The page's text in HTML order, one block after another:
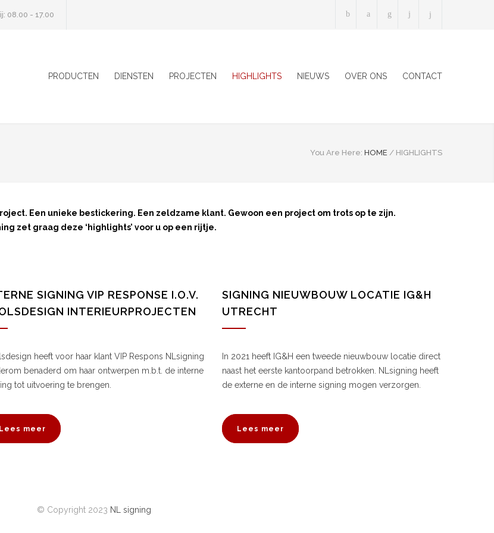
08.00 - 17.00
PRODUCTEN DIENSTEN PROJECTEN HIGHLIGHTS NIEUWS OVER ONS CONTACT
You Are Here: HOME / HIGHLIGHTS
Een unieke bestickering. Een zeldzame klant. Gewoon een project om trots op te zijn.
zet graag deze ‘highlights’ voor u op een rijtje.
SIGNING VIP RESPONSE I.O.V.
INTERIEURPROJECTEN
heeft voor haar klant VIP Respons NLsigning
benaderd om haar ontwerpen m.b.t. de interne
tot uitvoering te brengen.
Lees meer
SIGNING NIEUWBOUW LOCATIE IG&H
UTRECHT
In 2021 heeft IG&H een tweede nieuwbouw locatie direct
naast het eerste kantoorpand betrokken. NLsigning heeft
de externe en de interne signing mogen verzorgen.
Lees meer
© Copyright 2023 NL signing